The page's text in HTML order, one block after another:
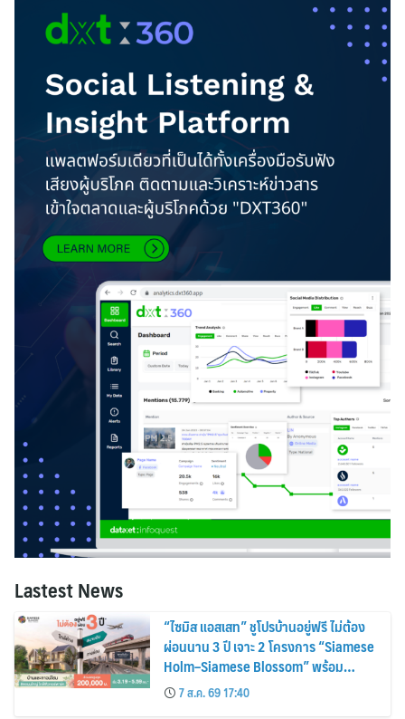
Lastest News
“ไซมิส แอสเสท” ชูโปรบ้านอยู่ฟรี ไม่ต้อง
ผ่อนนาน 3 ปี เจาะ 2 โครงการ “Siamese
Holm–Siamese Blossom” พร้อม
ส่วนลดและสิทธิพิเศษถึง 31 สิงหาคม
2569
7 ส.ค. 69 17:40